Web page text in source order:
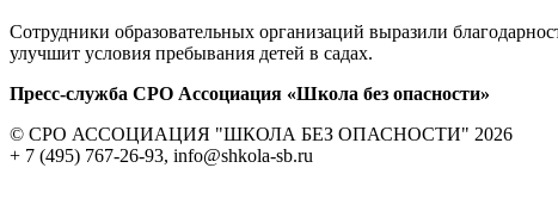
Сотрудники образовательных организаций выразили
улучшит условия пребывания детей в садах.
Пресс-служба СРО Ассоциация «Школа без опасности»
© СРО АССОЦИАЦИЯ "ШКОЛА БЕЗ ОПАСНОСТИ" 2026
+ 7 (495) 767-26-93, info@shkola-sb.ru